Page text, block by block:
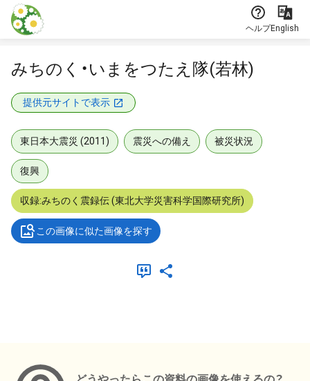
本文に飛ぶ
ヘルプEnglish
みちのく・いまをつたえ隊(若林)
提供元サイトで表示
東日本大震災 (2011) 震災への備え 被災状況
復興
収録:みちのく震録伝 (東北大学災害科学国際研究所)
この画像に似た画像を探す